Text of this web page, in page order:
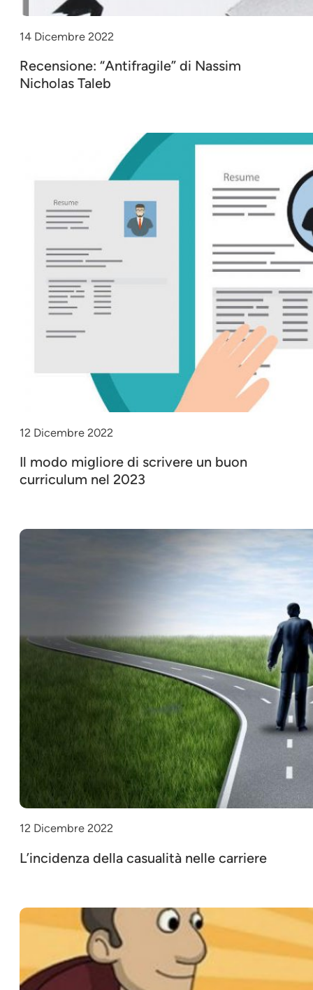
14 Dicembre 2022
Recensione: “Antifragile” di Nassim
Nicholas Taleb
12 Dicembre 2022
Il modo migliore di scrivere un buon
curriculum nel 2023
12 Dicembre 2022
L’incidenza della casualità nelle carriere